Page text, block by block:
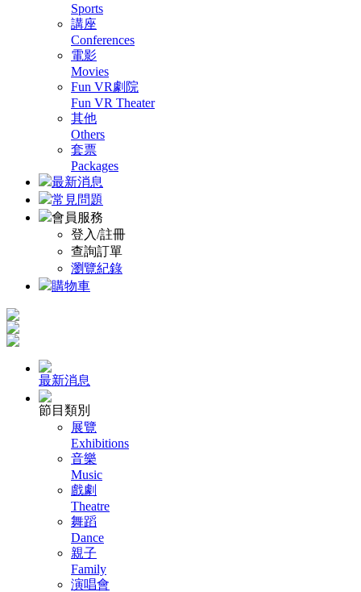
Sports
講座
Conferences
電影
Movies
Fun VR劇院
Fun VR Theater
其他
Others
套票
Packages
最新消息
常見問題
會員服務
登入/註冊
查詢訂單
瀏覽紀錄
購物車
最新消息
節目類別
展覽
Exhibitions
音樂
Music
戲劇
Theatre
舞蹈
Dance
親子
Family
演唱會